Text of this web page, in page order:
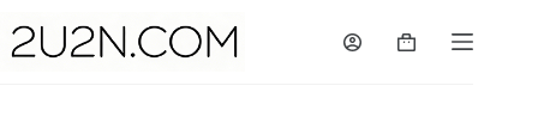
contenido
Shopping